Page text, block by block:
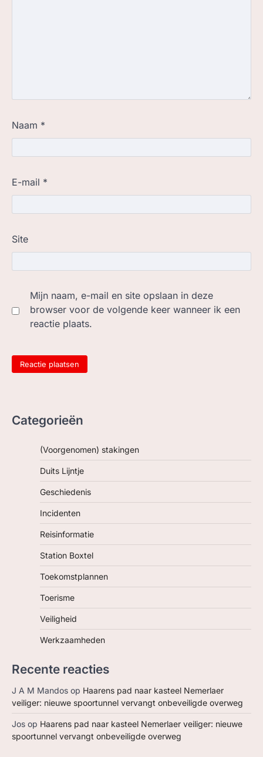
Naam *
E-mail *
Site
Mijn naam, e-mail en site opslaan in deze
browser voor de volgende keer wanneer ik een
reactie plaats.
Categorieën
(Voorgenomen) stakingen
Duits Lijntje
Geschiedenis
Incidenten
Reisinformatie
Station Boxtel
Toekomstplannen
Toerisme
Veiligheid
Werkzaamheden
Recente reacties
J A M Mandos op Haarens pad naar kasteel Nemerlaer
veiliger: nieuwe spoortunnel vervangt onbeveiligde overweg
Jos op Haarens pad naar kasteel Nemerlaer veiliger: nieuwe
spoortunnel vervangt onbeveiligde overweg